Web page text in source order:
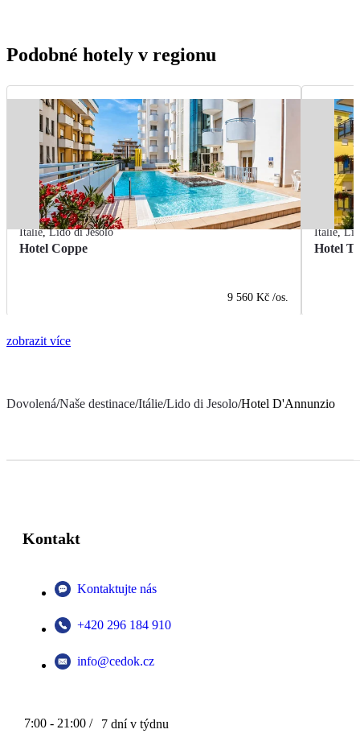
Podobné hotely v regionu
Itálie,Lido di Jesolo
Hotel Coppe
9 560 Kč /os.
Itálie,
Hotel
zobrazit více
Dovolená/Naše destinace/Itálie/Lido di Jesolo/Hotel D'Annunzio
Kontakt
Kontaktujte nás
+420 296 184 910
info@cedok.cz
7:00 - 21:00 / 7 dní v týdnu